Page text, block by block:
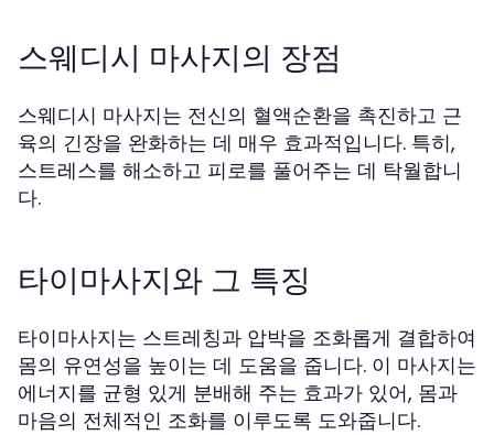
스웨디시 마사지의 장점
스웨디시 마사지는 전신의 혈액순환을 촉진하고 근
육의 긴장을 완화하는 데 매우 효과적입니다. 특히,
스트레스를 해소하고 피로를 풀어주는 데 탁월합니
다.
타이마사지와 그 특징
타이마사지는 스트레칭과 압박을 조화롭게 결합하여
몸의 유연성을 높이는 데 도움을 줍니다. 이 마사지는
에너지를 균형 있게 분배해 주는 효과가 있어, 몸과
마음의 전체적인 조화를 이루도록 도와줍니다.